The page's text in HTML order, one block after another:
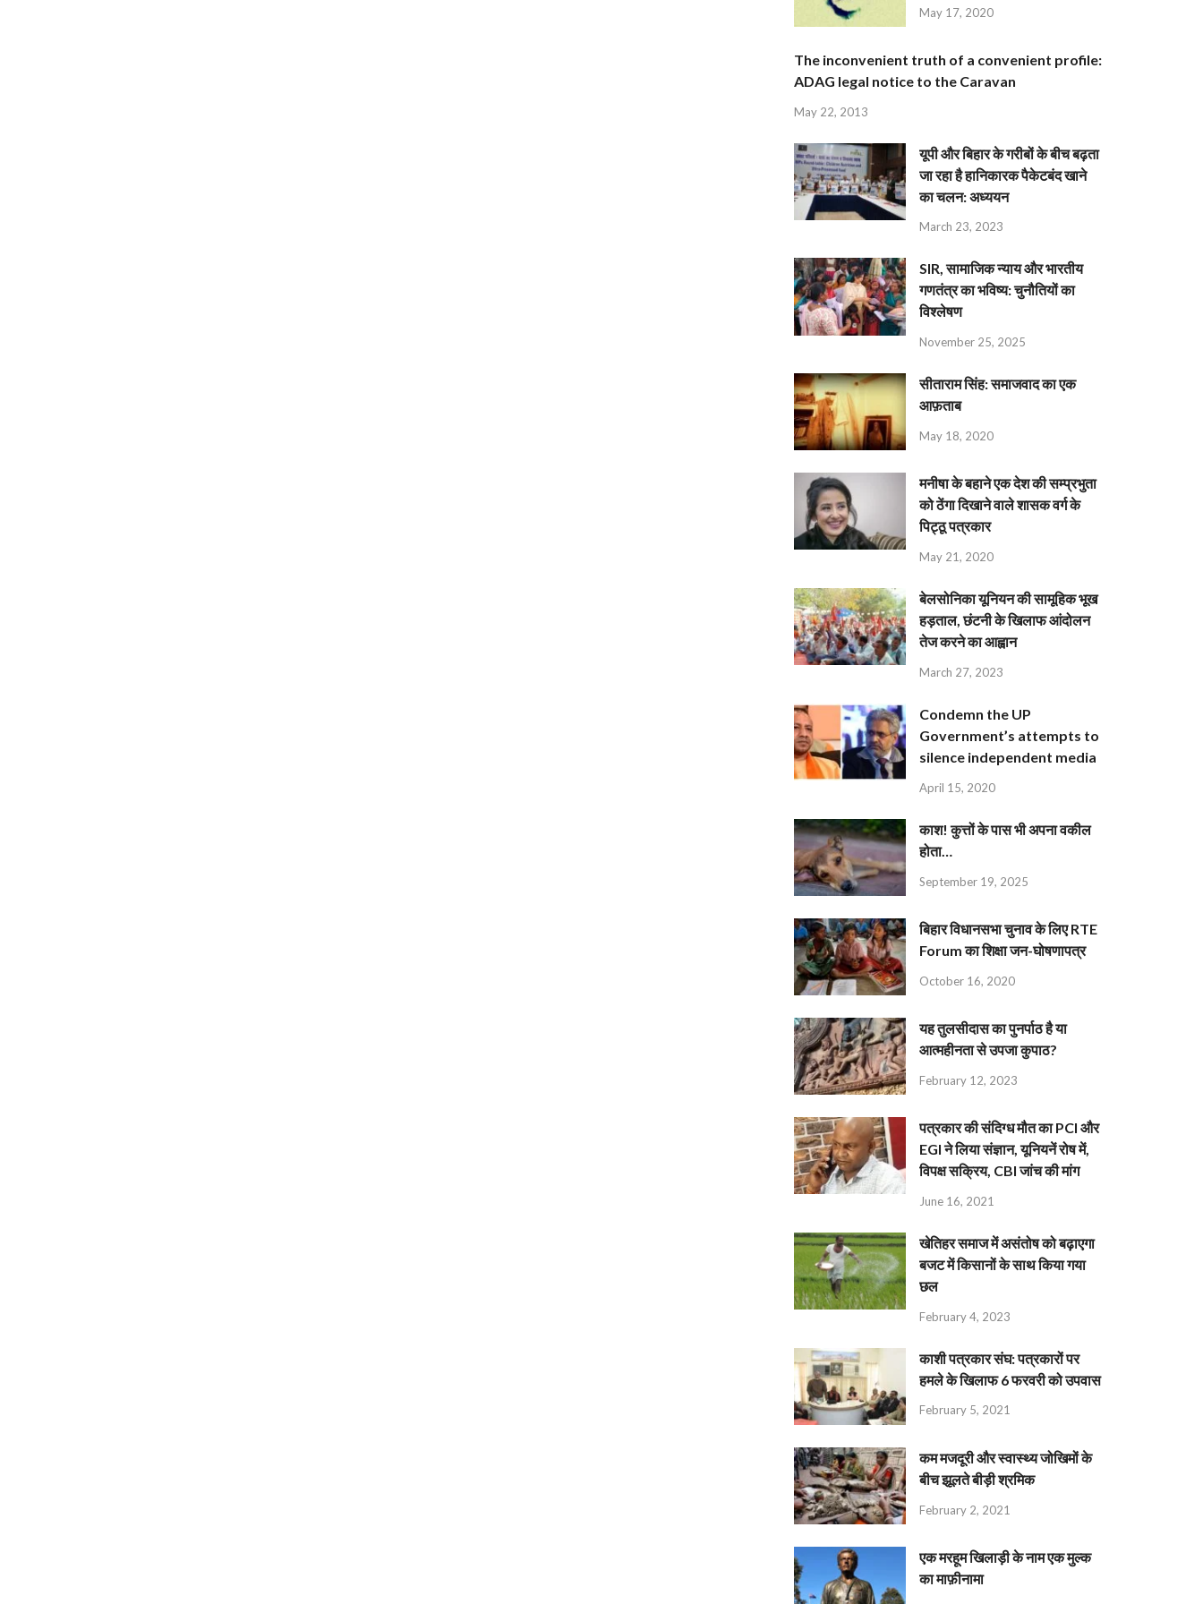
May 17, 2020
The inconvenient truth of a convenient profile:
ADAG legal notice to the Caravan
May 22, 2013
यूपी और बिहार के गरीबों के बीच बढ़ता
जा रहा है हानिकारक पैकेटबंद खाने
का चलन: अध्ययन
March 23, 2023
SIR, सामाजिक न्याय और भारतीय
गणतंत्र का भविष्य: चुनौतियों का
विश्लेषण
November 25, 2025
सीताराम सिंह: समाजवाद का एक
आफ़ताब
May 18, 2020
मनीषा के बहाने एक देश की सम्प्रभुता
को ठेंगा दिखाने वाले शासक वर्ग के
पिट्ठू पत्रकार
May 21, 2020
बेलसोनिका यूनियन की सामूहिक भूख
हड़ताल, छंटनी के खिलाफ आंदोलन
तेज करने का आह्वान
March 27, 2023
Condemn the UP
Government’s attempts to
silence independent media
April 15, 2020
काश! कुत्तों के पास भी अपना वकील
होता…
September 19, 2025
बिहार विधानसभा चुनाव के लिए RTE
Forum का शिक्षा जन-घोषणापत्र
October 16, 2020
यह तुलसीदास का पुनर्पाठ है या
आत्महीनता से उपजा कुपाठ?
February 12, 2023
पत्रकार की संदिग्ध मौत का PCI और
EGI ने लिया संज्ञान, यूनियनें रोष में,
विपक्ष सक्रिय, CBI जांच की मांग
June 16, 2021
खेतिहर समाज में असंतोष को बढ़ाएगा
बजट में किसानों के साथ किया गया
छल
February 4, 2023
काशी पत्रकार संघ: पत्रकारों पर
हमले के खिलाफ 6 फरवरी को उपवास
February 5, 2021
कम मजदूरी और स्वास्थ्य जोखिमों के
बीच झूलते बीड़ी श्रमिक
February 2, 2021
एक मरहूम खिलाड़ी के नाम एक मुल्क
का माफ़ीनामा